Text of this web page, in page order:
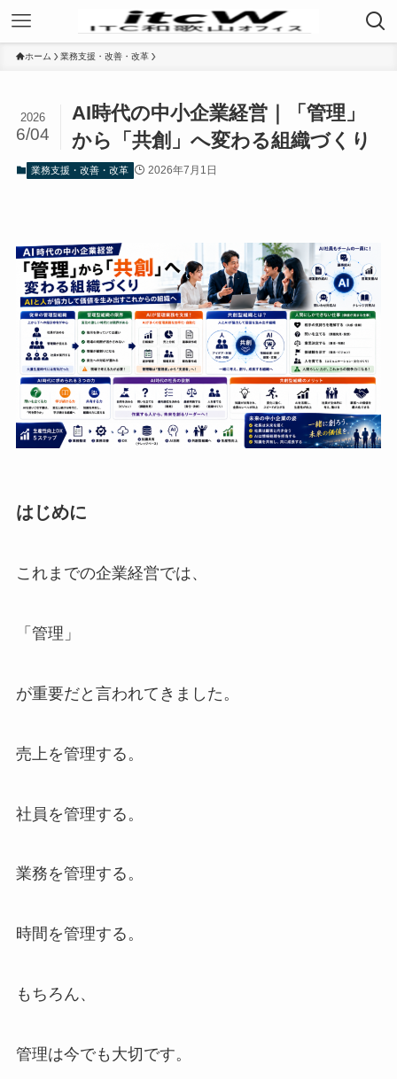
ホーム 業務支援・改善・改革
AI時代の中小企業経営｜「管理」
から「共創」へ変わる組織づくり
2026
6/04
業務支援・改善・改革 2026年7月1日
はじめに
これまでの企業経営では、
「管理」
が重要だと言われてきました。
売上を管理する。
社員を管理する。
業務を管理する。
時間を管理する。
もちろん、
管理は今でも大切です。